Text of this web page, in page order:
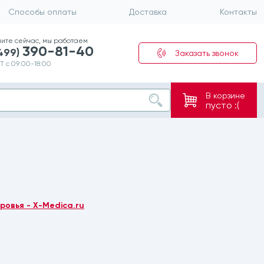
Способы оплаты Доставка Контакты
сейчас, мы работаем
390-81-40
с 09:00-18:00
Заказать звонок
В корзине
пусто :(
- X-Medica.ru